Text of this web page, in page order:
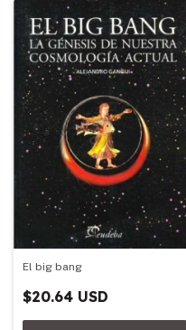
El big bang
$20.64 USD